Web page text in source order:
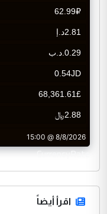
CurrencyRate
اقرأ أيضاً